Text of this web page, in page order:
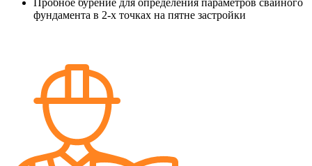
Пробное бурение для определения параметров свайного
фундамента в 2-х точках на пятне застройки